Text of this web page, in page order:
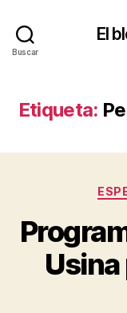
Buscar
El
Etiqueta:
Usina